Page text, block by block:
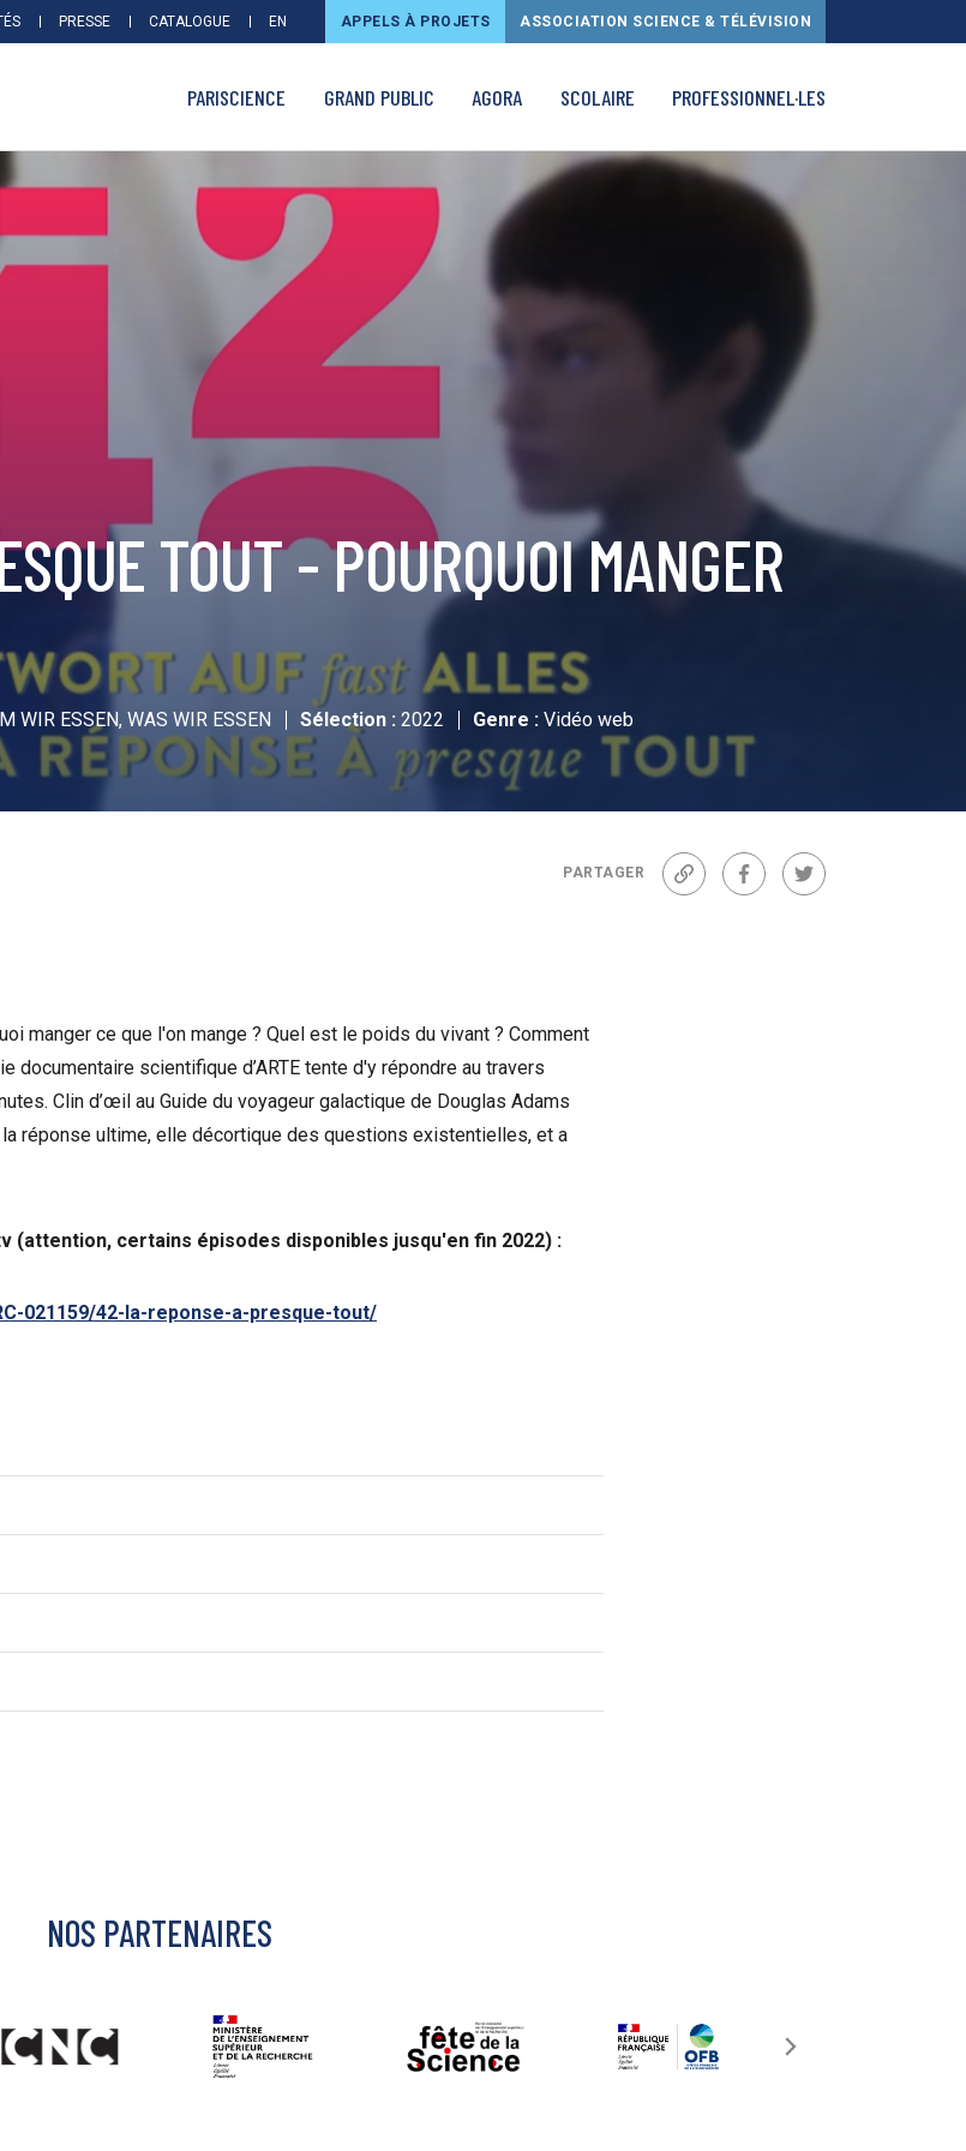
PRESSE CATALOGUE EN APPELS À PROJETS ASSOCIATION SCIENCE & TÉLÉVISION
PARISCIENCE GRAND PUBLIC AGORA SCOLAIRE PROFESSIONNEL·LES
TOUT - POURQUOI MANGER
WIR ESSEN, WAS WIR ESSEN Sélection : 2022 Genre : Vidéo web
PARTAGER
Lien FacebookTwitter
manger ce que l'on mange ? Quel est le poids du vivant ? Comment
documentaire scientifique d’ARTE tente d'y répondre au travers
Clin d’œil au Guide du voyageur galactique de Douglas Adams
réponse ultime, elle décortique des questions existentielles, et a
(attention, certains épisodes disponibles jusqu'en fin 2022) :
021159/42-la-reponse-a-presque-tout/
NOS PARTENAIRES